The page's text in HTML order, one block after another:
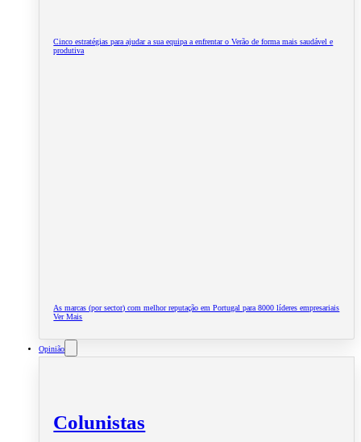
Cinco estratégias para ajudar a sua equipa a enfrentar o Verão de forma mais saudável e
produtiva
As marcas (por sector) com melhor reputação em Portugal para 8000 líderes empresariais
Ver Mais
Opinião
Colunistas